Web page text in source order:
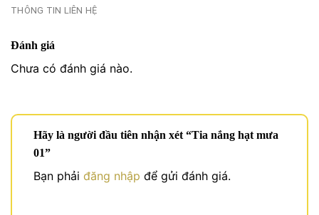
THÔNG TIN LIÊN HỆ
Đánh giá
Chưa có đánh giá nào.
Hãy là người đầu tiên nhận xét “Tia nắng hạt mưa
01”
Bạn phải đăng nhập để gửi đánh giá.